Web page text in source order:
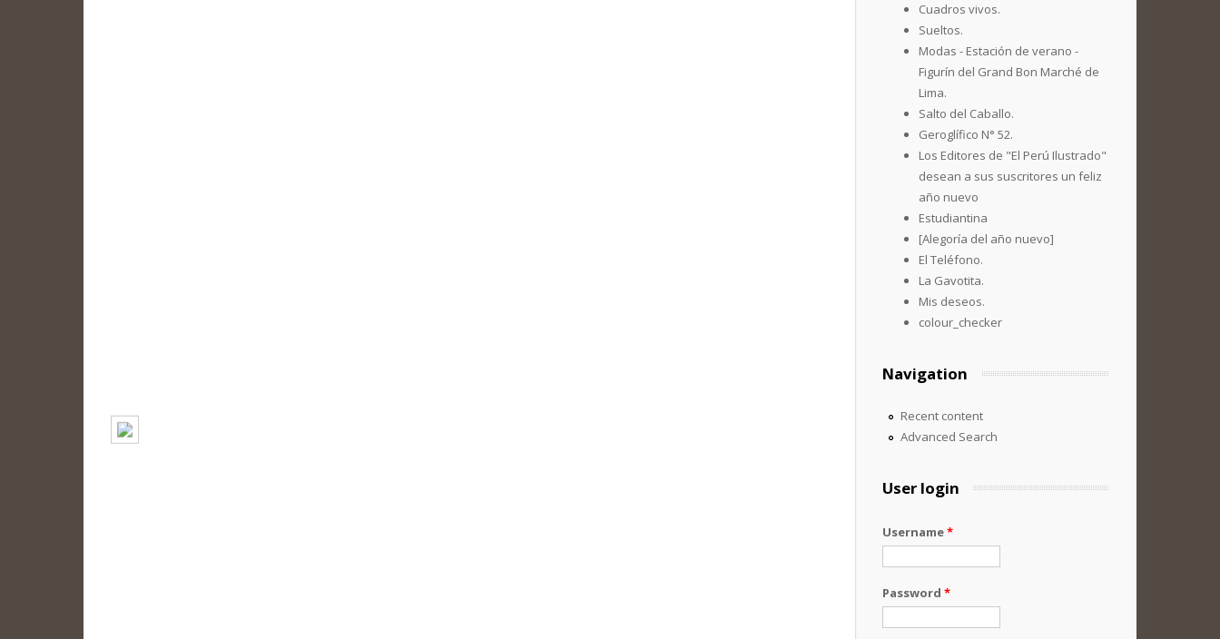
Cuadros vivos.
Sueltos.
Modas - Estación de verano -
Figurín del Grand Bon Marché de
Lima.
Salto del Caballo.
Geroglífico N° 52.
Los Editores de "El Perú Ilustrado"
desean a sus suscritores un feliz
año nuevo
Estudiantina
[Alegoría del año nuevo]
El Teléfono.
La Gavotita.
Mis deseos.
colour_checker
Navigation
Recent content
Advanced Search
User login
Username*
Password *